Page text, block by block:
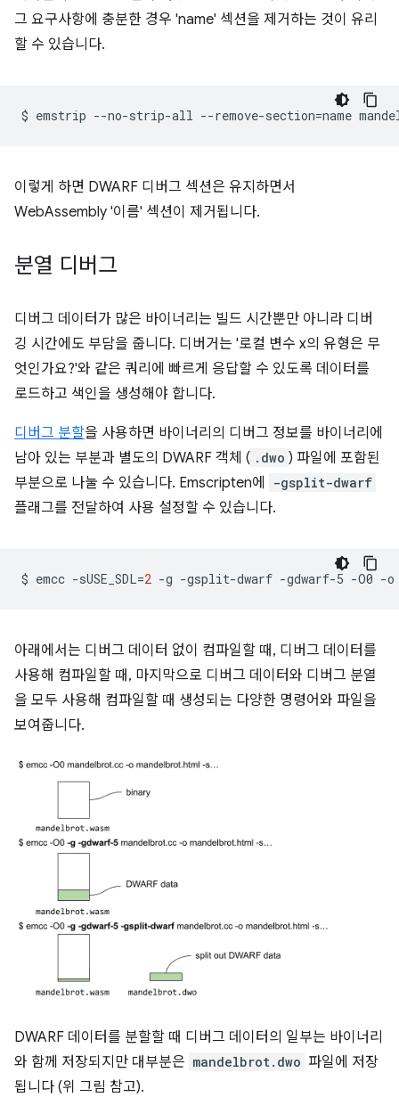
그 요구사항에 충분한 경우 'name' 섹션을 제거하는 것이 유리
할 수 있습니다.
$ emstrip --no-strip-all --remove-section=name
이렇게 하면 DWARF 디버그 섹션은 유지하면서
WebAssembly '이름' 섹션이 제거됩니다.
분열 디버그
디버그 데이터가 많은 바이너리는 빌드 시간뿐만 아니라 디버
깅 시간에도 부담을 줍니다. 디버거는 '로컬 변수 x의 유형은 무
엇인가요?'와 같은 쿼리에 빠르게 응답할 수 있도록 데이터를
로드하고 색인을 생성해야 합니다.
디버그 분할을 사용하면 바이너리의 디버그 정보를 바이너리에
남아 있는 부분과 별도의 DWARF 객체 ( .dwo ) 파일에 포함된
부분으로 나눌 수 있습니다. Emscripten에
-gsplit-dwarf
플래그를 전달하여 사용 설정할 수 있습니다.
$ emcc -sUSE_SDL=2 -g -gsplit-dwarf -gdwarf-5 -O0 -o
아래에서는 디버그 데이터 없이 컴파일할 때, 디버그 데이터를
사용해 컴파일할 때, 마지막으로 디버그 데이터와 디버그 분열
을 모두 사용해 컴파일할 때 생성되는 다양한 명령어와 파일을
보여줍니다.
DWARF 데이터를 분할할 때 디버그 데이터의 일부는 바이너리
와 함께 저장되지만 대부분은 mandelbrot.dwo 파일에 저장
됩니다 (위 그림 참고).